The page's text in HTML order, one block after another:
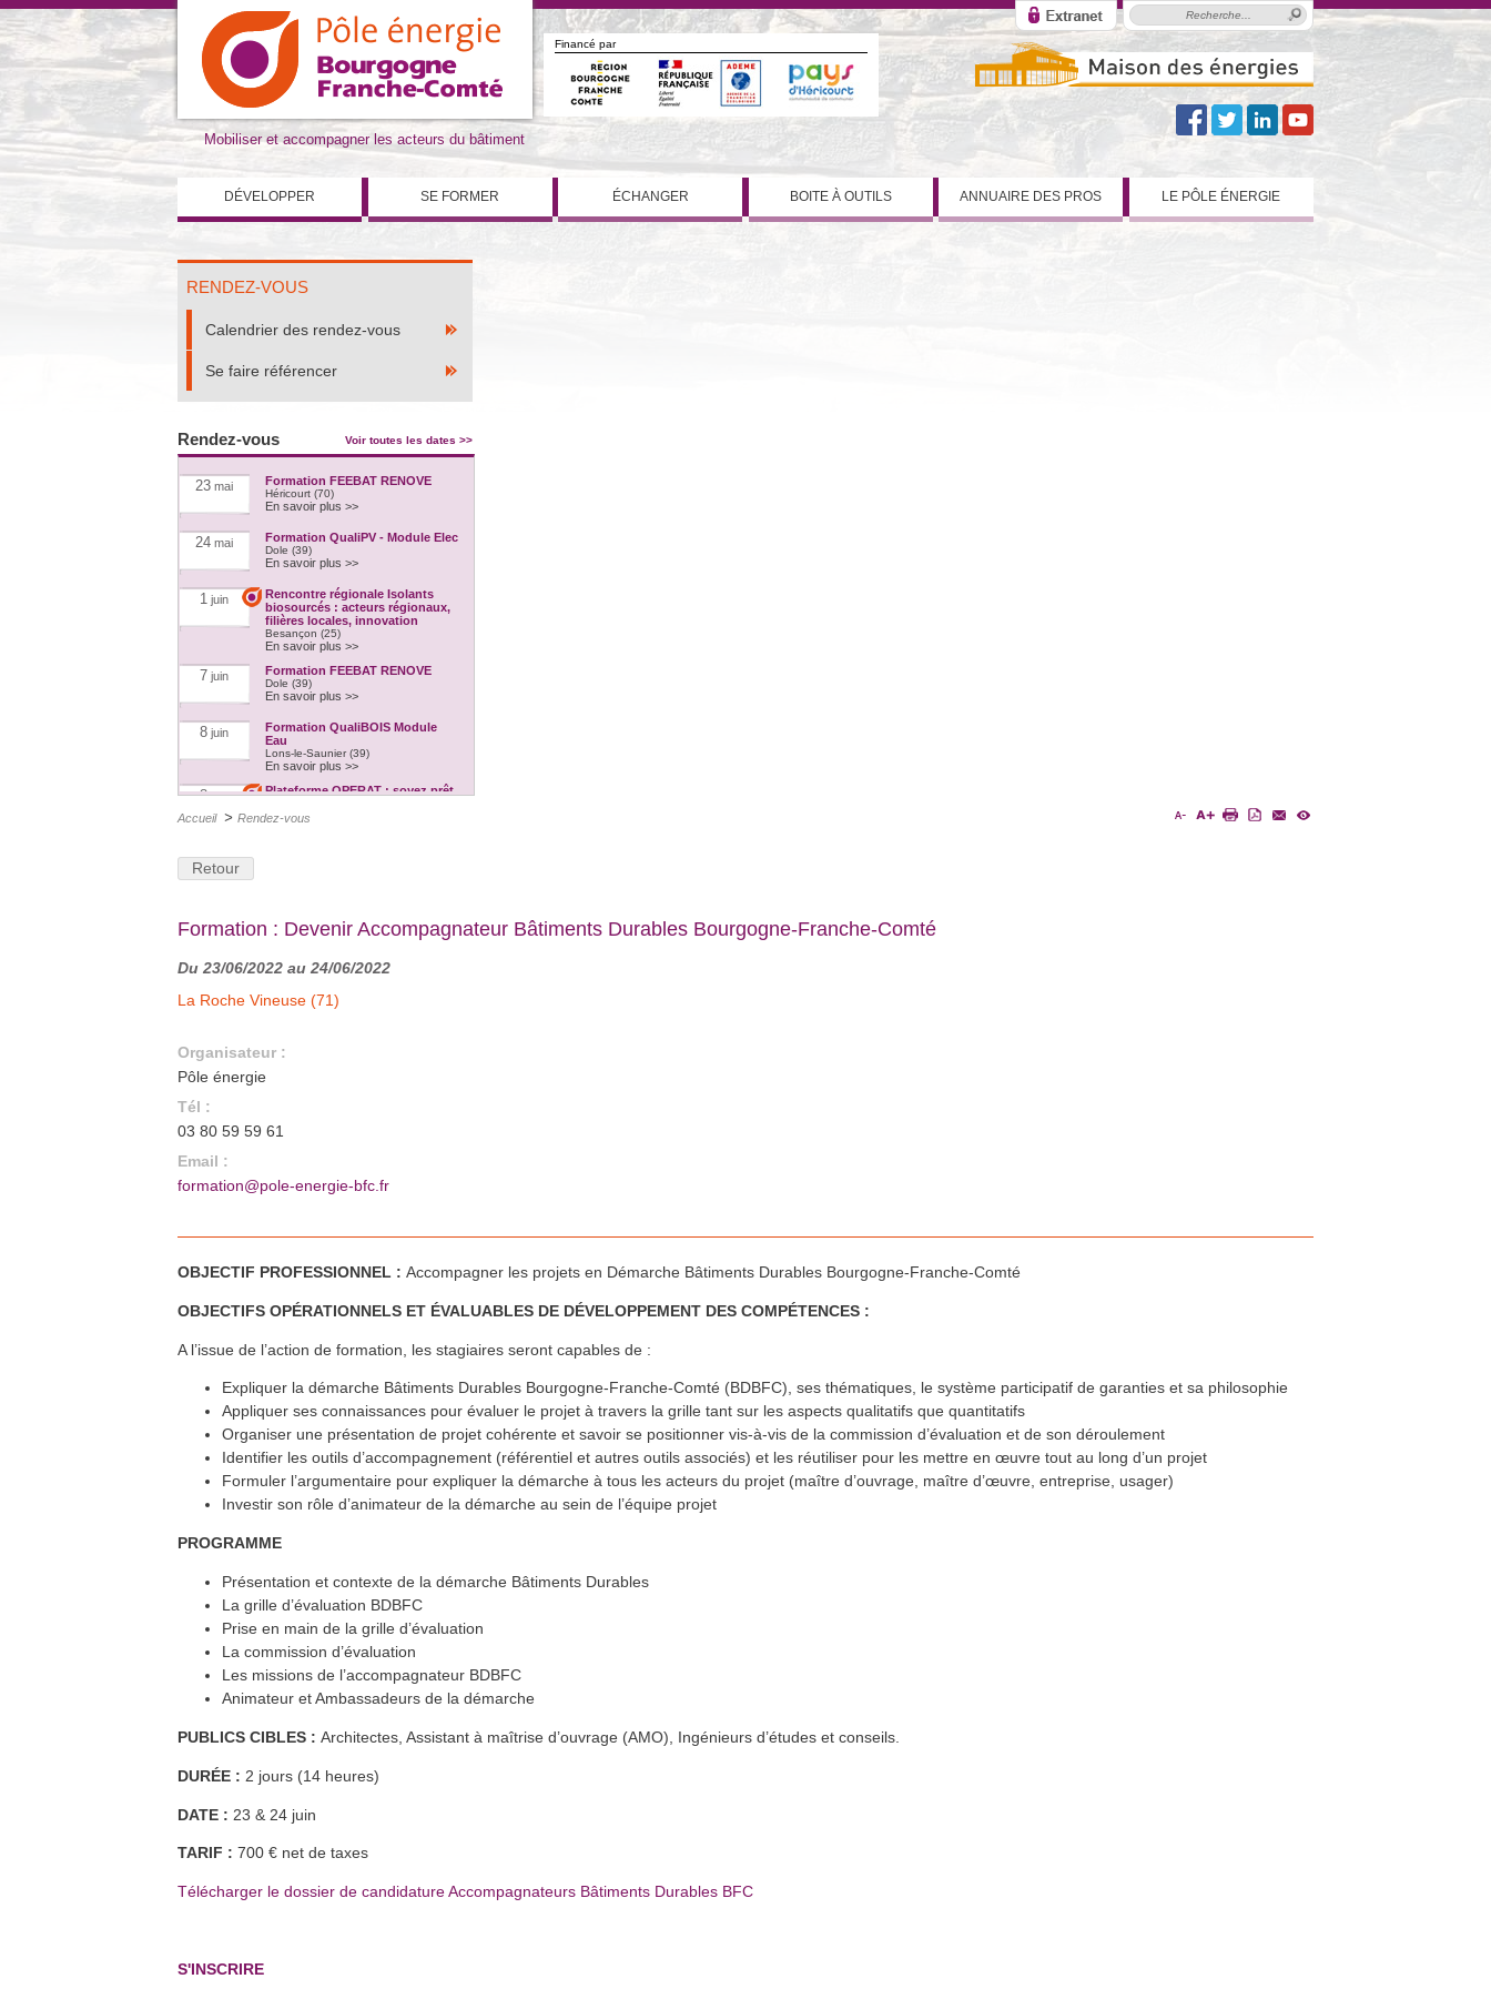
Mobiliser et accompagner les acteurs du bâtiment
Financé par
DÉVELOPPER SE FORMER ÉCHANGER BOITE À OUTILS ANNUAIRE DES PROS LE PÔLE ÉNERGIE
RENDEZ-VOUS
Calendrier des rendez-vous
Se faire référencer
Rendez-vous Voir toutes les dates >>
23 mai Formation FEEBAT RENOVE
Héricourt (70)
En savoir plus >>
24 mai Formation QualiPV - Module Elec
Dole (39)
En savoir plus >>
1 juin
Rencontre régionale Isolants
biosourcés : acteurs régionaux,
filières locales, innovation
Besançon (25)
En savoir plus >>
7 juin Formation FEEBAT RENOVE
Dole (39)
En savoir plus >>
8 juin
Formation QualiBOIS Module
Eau
Lons-le-Saunier (39)
En savoir plus >>
8 juin
Plateforme OPERAT : soyez prêt
En ligne
16 juin
21 juin
Auxerre (89)
21 Formation FEEBAT RENOVE
En savoir plus >>
En savoir plus >>
Comté
La Roche Vineuse (71)
28 juin
En savoir plus >>
1
matériaux de construction
Formation QualiBOIS Module
Héricourt (70)
jui.
Formation QualiPAC - Pompe à
chaleur en habitat individuel
En savoir plus >>
Formation QualiPV - Module Elec
Audincourt (25)
En savoir plus >>
19 sep. Formation FEEBAT DynaMOE 1
20 sep. Formation FEEBAT RENOVE
Dijon (21)
En savoir plus >>
sep. Formation FEEBAT RENOVE
Dijon (21)
En savoir plus >>
Dijon (21)
21 oct. Formation FEEBAT DynaMOE 1
Héricourt (70) et à distance
Héricourt (70) et à distance
En savoir plus >>
29 nov. Formation QualiPV - Module Elec
Accueil > Rendez-vous
Retour
Formation : Devenir Accompagnateur Bâtiments Durables Bourgogne-Franche-Comté
Du 23/06/2022 au 24/06/2022
La Roche Vineuse (71)
Organisateur :
Pôle énergie
Tél :
03 80 59 59 61
Email :
formation@pole-energie-bfc.fr
OBJECTIF PROFESSIONNEL : Accompagner les projets en Démarche Bâtiments Durables Bourgogne-Franche-Comté
OBJECTIFS OPÉRATIONNELS ET ÉVALUABLES DE DÉVELOPPEMENT DES COMPÉTENCES :
A l’issue de l’action de formation, les stagiaires seront capables de :
Expliquer la démarche Bâtiments Durables Bourgogne-Franche-Comté (BDBFC), ses thématiques, le système participatif de garanties et sa philosophie
Appliquer ses connaissances pour évaluer le projet à travers la grille tant sur les aspects qualitatifs que quantitatifs
Organiser une présentation de projet cohérente et savoir se positionner vis-à-vis de la commission d’évaluation et de son déroulement
Identifier les outils d’accompagnement (référentiel et autres outils associés) et les réutiliser pour les mettre en œuvre tout au long d’un projet
Formuler l’argumentaire pour expliquer la démarche à tous les acteurs du projet (maître d’ouvrage, maître d’œuvre, entreprise, usager)
Investir son rôle d’animateur de la démarche au sein de l’équipe projet
PROGRAMME
Présentation et contexte de la démarche Bâtiments Durables
La grille d’évaluation BDBFC
Prise en main de la grille d’évaluation
La commission d’évaluation
Les missions de l’accompagnateur BDBFC
Animateur et Ambassadeurs de la démarche
PUBLICS CIBLES : Architectes, Assistant à maîtrise d’ouvrage (AMO), Ingénieurs d’études et conseils.
DURÉE : 2 jours (14 heures)
DATE : 23 & 24 juin
TARIF : 700 € net de taxes
Télécharger le dossier de candidature Accompagnateurs Bâtiments Durables BFC
S'INSCRIRE